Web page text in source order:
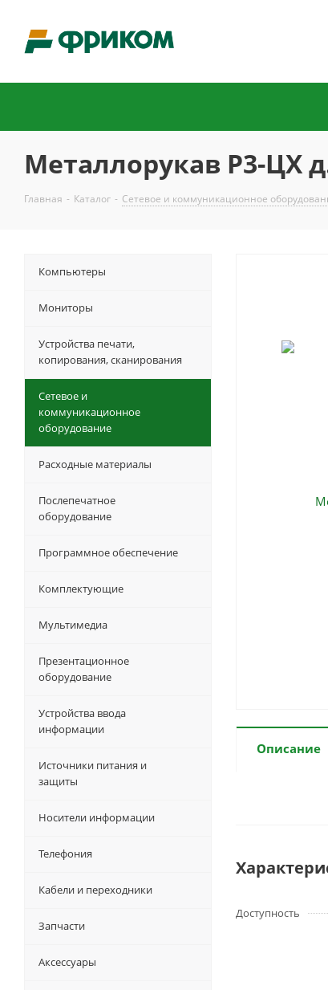
Металлорукав Р3-ЦХ
Главная - Каталог - Сетевое и коммуникационное
Описание
Доступность
Компьютеры
Мониторы
Устройства печати,
копирования, сканирования
Сетевое и
коммуникационное
оборудование
Расходные материалы
Послепечатное
оборудование
Программное обеспечение
Комплектующие
Мультимедиа
Презентационное
оборудование
Устройства ввода
информации
Источники питания и
защиты
Носители информации
Телефония
Кабели и переходники
Запчасти
Аксессуары